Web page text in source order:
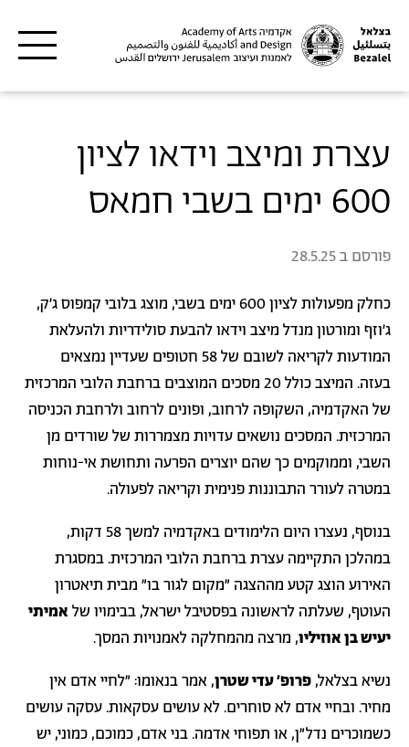
עצרת ומיצב וידאו לציון
600 ימים בשבי חמאס
פורסם ב28.5.25
כחלק מפעולות לציון 600 ימים בשבי, מוצג בלובי קמפוס ג'ק,
ג'וזף ומורטון מנדל מיצב וידאו להבעת סולידריות ולהעלאת
המודעות לקריאה לשובם של 58 חטופים שעדיין נמצאים
בעזה. המיצב כולל 20 מסכים המוצבים ברחבת הלובי המרכזית
של האקדמיה, השקופה לרחוב, ופונים לרחוב ולרחבת הכניסה
המרכזית. המסכים נושאים עדויות מצמררות של שורדים מן
השבי, וממוקמים כך שהם יוצרים הפרעה ותחושת אי-נוחות
במטרה לעורר התבוננות פנימית וקריאה לפעולה.
בנוסף, נעצרו היום הלימודים באקדמיה למשך 58 דקות,
במהלכן התקיימה עצרת ברחבת הלובי המרכזית. במסגרת
האירוע הוצג קטע מההצגה ״מקום לגור בו״ מבית תיאטרון
העוטף, שעלתה לראשונה בפסטיבל ישראל, בבימויו של אמיתי
יעיש בן אוזיליו, מרצה מהמחלקה לאמנויות המסך.
נשיא בצלאל,פרופ׳ עדי שטרן, אמר בנאומו: ״לחיי אדם אין
מחיר. ובחיי אדם לא סוחרים. לא עושים עסקאות. עסקה עושים
כשמוכרים נדל״ן, או תפוחי אדמה. בני אדם, כמוכם, כמוני, יש